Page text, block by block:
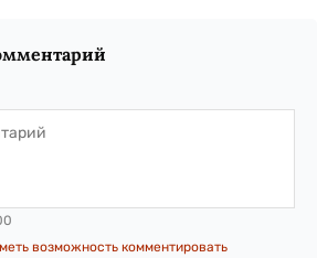
возможность комментировать